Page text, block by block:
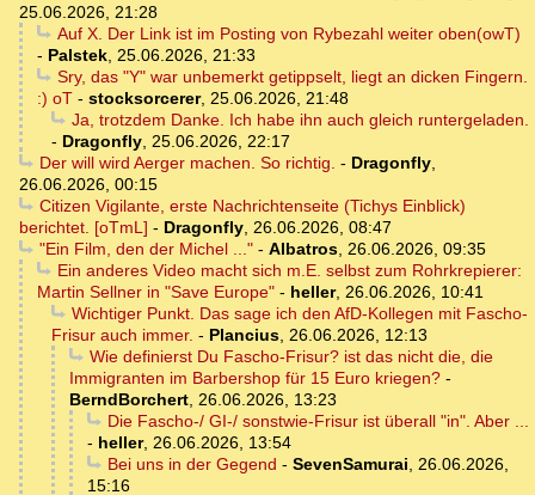
25.06.2026, 21:28
Auf X. Der Link ist im Posting von Rybezahl weiter oben(owT)
- Palstek, 25.06.2026, 21:33
Sry, das "Y" war unbemerkt getippselt, liegt an dicken Fingern.
:) oT - stocksorcerer, 25.06.2026, 21:48
Ja, trotzdem Danke. Ich habe ihn auch gleich runtergeladen.
- Dragonfly, 25.06.2026, 22:17
Der will wird Aerger machen. So richtig. - Dragonfly,
26.06.2026, 00:15
Citizen Vigilante, erste Nachrichtenseite (Tichys Einblick)
berichtet. [oTmL] - Dragonfly, 26.06.2026, 08:47
"Ein Film, den der Michel ..."- Albatros, 26.06.2026, 09:35
Ein anderes Video macht sich m.E. selbst zum Rohrkrepierer:
Martin Sellner in "Save Europe" - heller, 26.06.2026, 10:41
Wichtiger Punkt. Das sage ich den AfD-Kollegen mit Fascho-
Frisur auch immer. - Plancius, 26.06.2026, 12:13
Wie definierst Du Fascho-Frisur? ist das nicht die, die
Immigranten im Barbershop für 15 Euro kriegen? -
BerndBorchert, 26.06.2026, 13:23
Die Fascho-/ GI-/ sonstwie-Frisur ist überall "in". Aber ...
- heller, 26.06.2026, 13:54
Bei uns in der Gegend - SevenSamurai, 26.06.2026,
15:16